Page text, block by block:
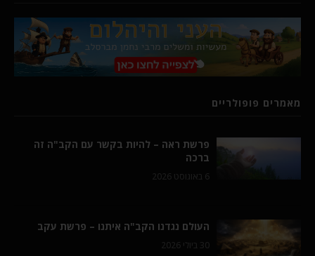
מאמרים פופולריים
פרשת ראה – להיות בקשר עם הקב"ה זה
ברכה
6 באוגוסט 2026
העולם נגדנו הקב"ה איתנו – פרשת עקב
30 ביולי 2026